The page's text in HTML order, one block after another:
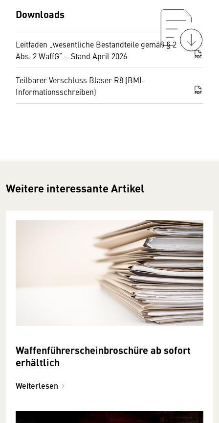
Downloads
Leitfaden „wesentliche Bestandteile gemäß § 2
Abs. 2 WaffG“ – Stand April 2026
PDF
Teilbarer Verschluss Blaser R8 (BMI-
Informationsschreiben)
PDF
Weitere interessante Artikel
Waffenführerscheinbroschüre ab sofort
erhältlich
Weiterlesen